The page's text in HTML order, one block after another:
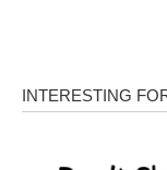
bliskost,
Ako je bilo